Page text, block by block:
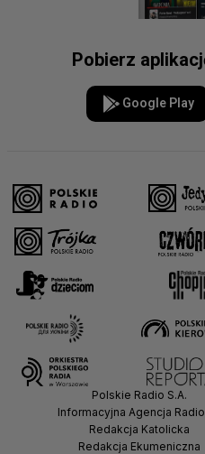
Pobierz
Google Play
Polskie Radio S.A.
Informacyjna Agencja
Redakcja Katolicka
Redakcja Ekumeniczna